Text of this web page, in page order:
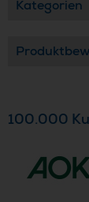
Kategorien
100.000